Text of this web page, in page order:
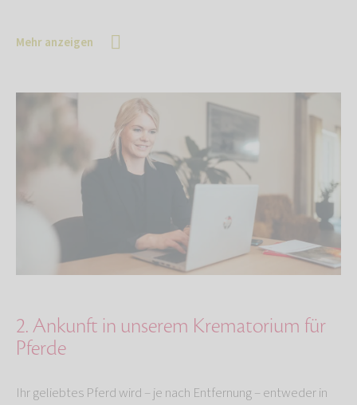
Mehr anzeigen
2. Ankunft in unserem Krematorium für
Pferde
Ihr geliebtes Pferd wird – je nach Entfernung – entweder in